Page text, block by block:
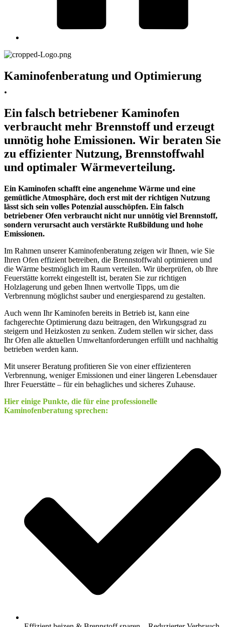
Kaminofenberatung und Optimierung
.
Ein falsch betriebener Kaminofen
verbraucht mehr Brennstoff und erzeugt
unnötig hohe Emissionen. Wir beraten Sie
zu effizienter Nutzung, Brennstoffwahl
und optimaler Wärmeverteilung.
Ein Kaminofen schafft eine angenehme Wärme und eine
gemütliche Atmosphäre, doch erst mit der richtigen Nutzung
lässt sich sein volles Potenzial ausschöpfen. Ein falsch
betriebener Ofen verbraucht nicht nur unnötig viel Brennstoff,
sondern verursacht auch verstärkte Rußbildung und hohe
Emissionen.
Im Rahmen unserer Kaminofenberatung zeigen wir Ihnen, wie Sie
Ihren Ofen effizient betreiben, die Brennstoffwahl optimieren und
die Wärme bestmöglich im Raum verteilen. Wir überprüfen, ob Ihre
Feuerstätte korrekt eingestellt ist, beraten Sie zur richtigen
Holzlagerung und geben Ihnen wertvolle Tipps, um die
Verbrennung möglichst sauber und energiesparend zu gestalten.
Auch wenn Ihr Kaminofen bereits in Betrieb ist, kann eine
fachgerechte Optimierung dazu beitragen, den Wirkungsgrad zu
steigern und Heizkosten zu senken. Zudem stellen wir sicher, dass
Ihr Ofen alle aktuellen Umweltanforderungen erfüllt und nachhaltig
betrieben werden kann.
Mit unserer Beratung profitieren Sie von einer effizienteren
Verbrennung, weniger Emissionen und einer längeren Lebensdauer
Ihrer Feuerstätte – für ein behagliches und sicheres Zuhause.
Hier einige Punkte, die für eine professionelle
Kaminofenberatung sprechen: